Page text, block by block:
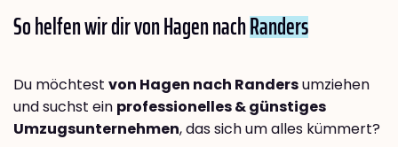
So helfen wir dir von Hagen nachRanders
Du möchtest von Hagen nach Randersumziehen
und suchst ein professionelles & günstiges
Umzugsunternehmen, das sich um alles kümmert?